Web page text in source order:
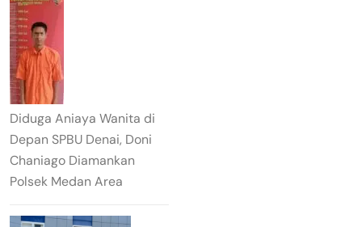
Diduga Aniaya Wanita di
Depan SPBU Denai, Doni
Chaniago Diamankan
Polsek Medan Area